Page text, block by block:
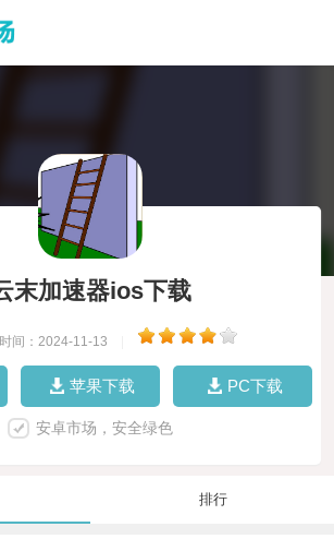
末加速器ios下载
时间：2024-11-13
苹果下载 PC下载
安卓市场，安全绿色
排行